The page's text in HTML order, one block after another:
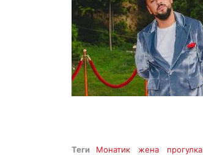
Теги Монатик жена прогулка